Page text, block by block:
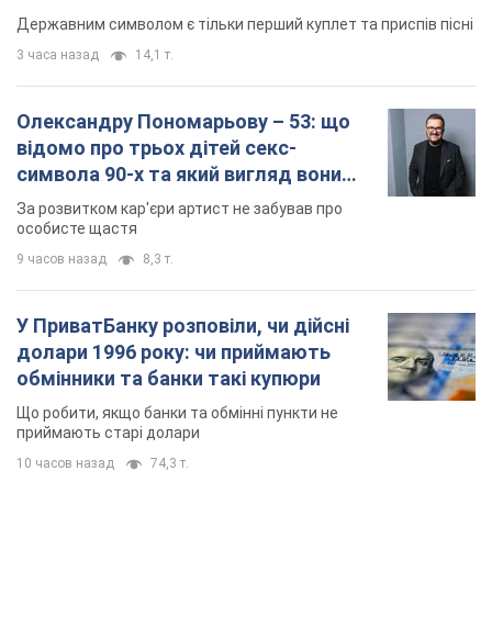
Державним символом є тільки перший куплет та приспів пісні
3 часа назад 14,1 т.
Олександру Пономарьову – 53: що
відомо про трьох дітей секс-
символа 90-х та який вигляд вони
мають
За розвитком кар'єри артист не забував про
особисте щастя
9 часов назад 8,3 т.
У ПриватБанку розповіли, чи дійсні
долари 1996 року: чи приймають
обмінники та банки такі купюри
Що робити, якщо банки та обмінні пункти не
приймають старі долари
10 часов назад 74,3 т.